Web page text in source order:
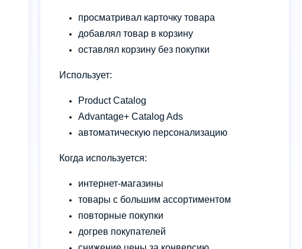
просматривал карточку товара
добавлял товар в корзину
оставлял корзину без покупки
Использует:
Product Catalog
Advantage+ Catalog Ads
автоматическую персонализацию
Когда используется:
интернет-магазины
товары с большим ассортиментом
повторные покупки
догрев покупателей